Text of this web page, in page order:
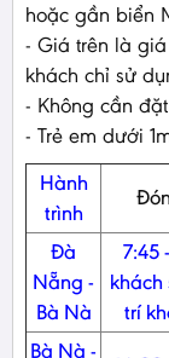
hoặc gần biển
- Giá trên là
khách chỉ sử
- Không cần
- Trẻ em dưới
Hành
trình
Đà
Nẵng -
Bà Nà
7:45
khách
trí
Bà Nà -